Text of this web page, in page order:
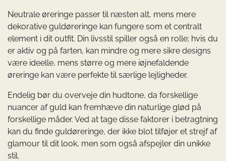
Neutrale øreringe passer til næsten alt, mens mere
dekorative guldøreringe kan fungere som et centralt
element i dit outfit. Din livsstil spiller også en rolle; hvis du
er aktiv og på farten, kan mindre og mere sikre designs
være ideelle, mens større og mere iøjnefaldende
øreringe kan være perfekte til særlige lejligheder.
Endelig bør du overveje din hudtone, da forskellige
nuancer af guld kan fremhæve din naturlige glød på
forskellige måder. Ved at tage disse faktorer i betragtning
kan du finde guldøreringe, der ikke blot tilføjer et strejf af
glamour til dit look, men som også afspejler din unikke
stil.